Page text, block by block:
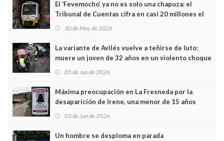
El ‘Fevemocho’ ya no es solo una chapuza: el
Tribunal de Cuentas cifra en casi 20 millones el
sobrecoste de los trenes que no cabían por los
30 de May de 2026
La variante de Avilés vuelve a teñirse de luto:
muere un joven de 32 años en un violento choque
frontal
05 de Jun de 2026
Máxima preocupación en La Fresneda por la
desaparición de Irene, una menor de 15 años
03 de Jun de 2026
Un hombre se desploma en parada